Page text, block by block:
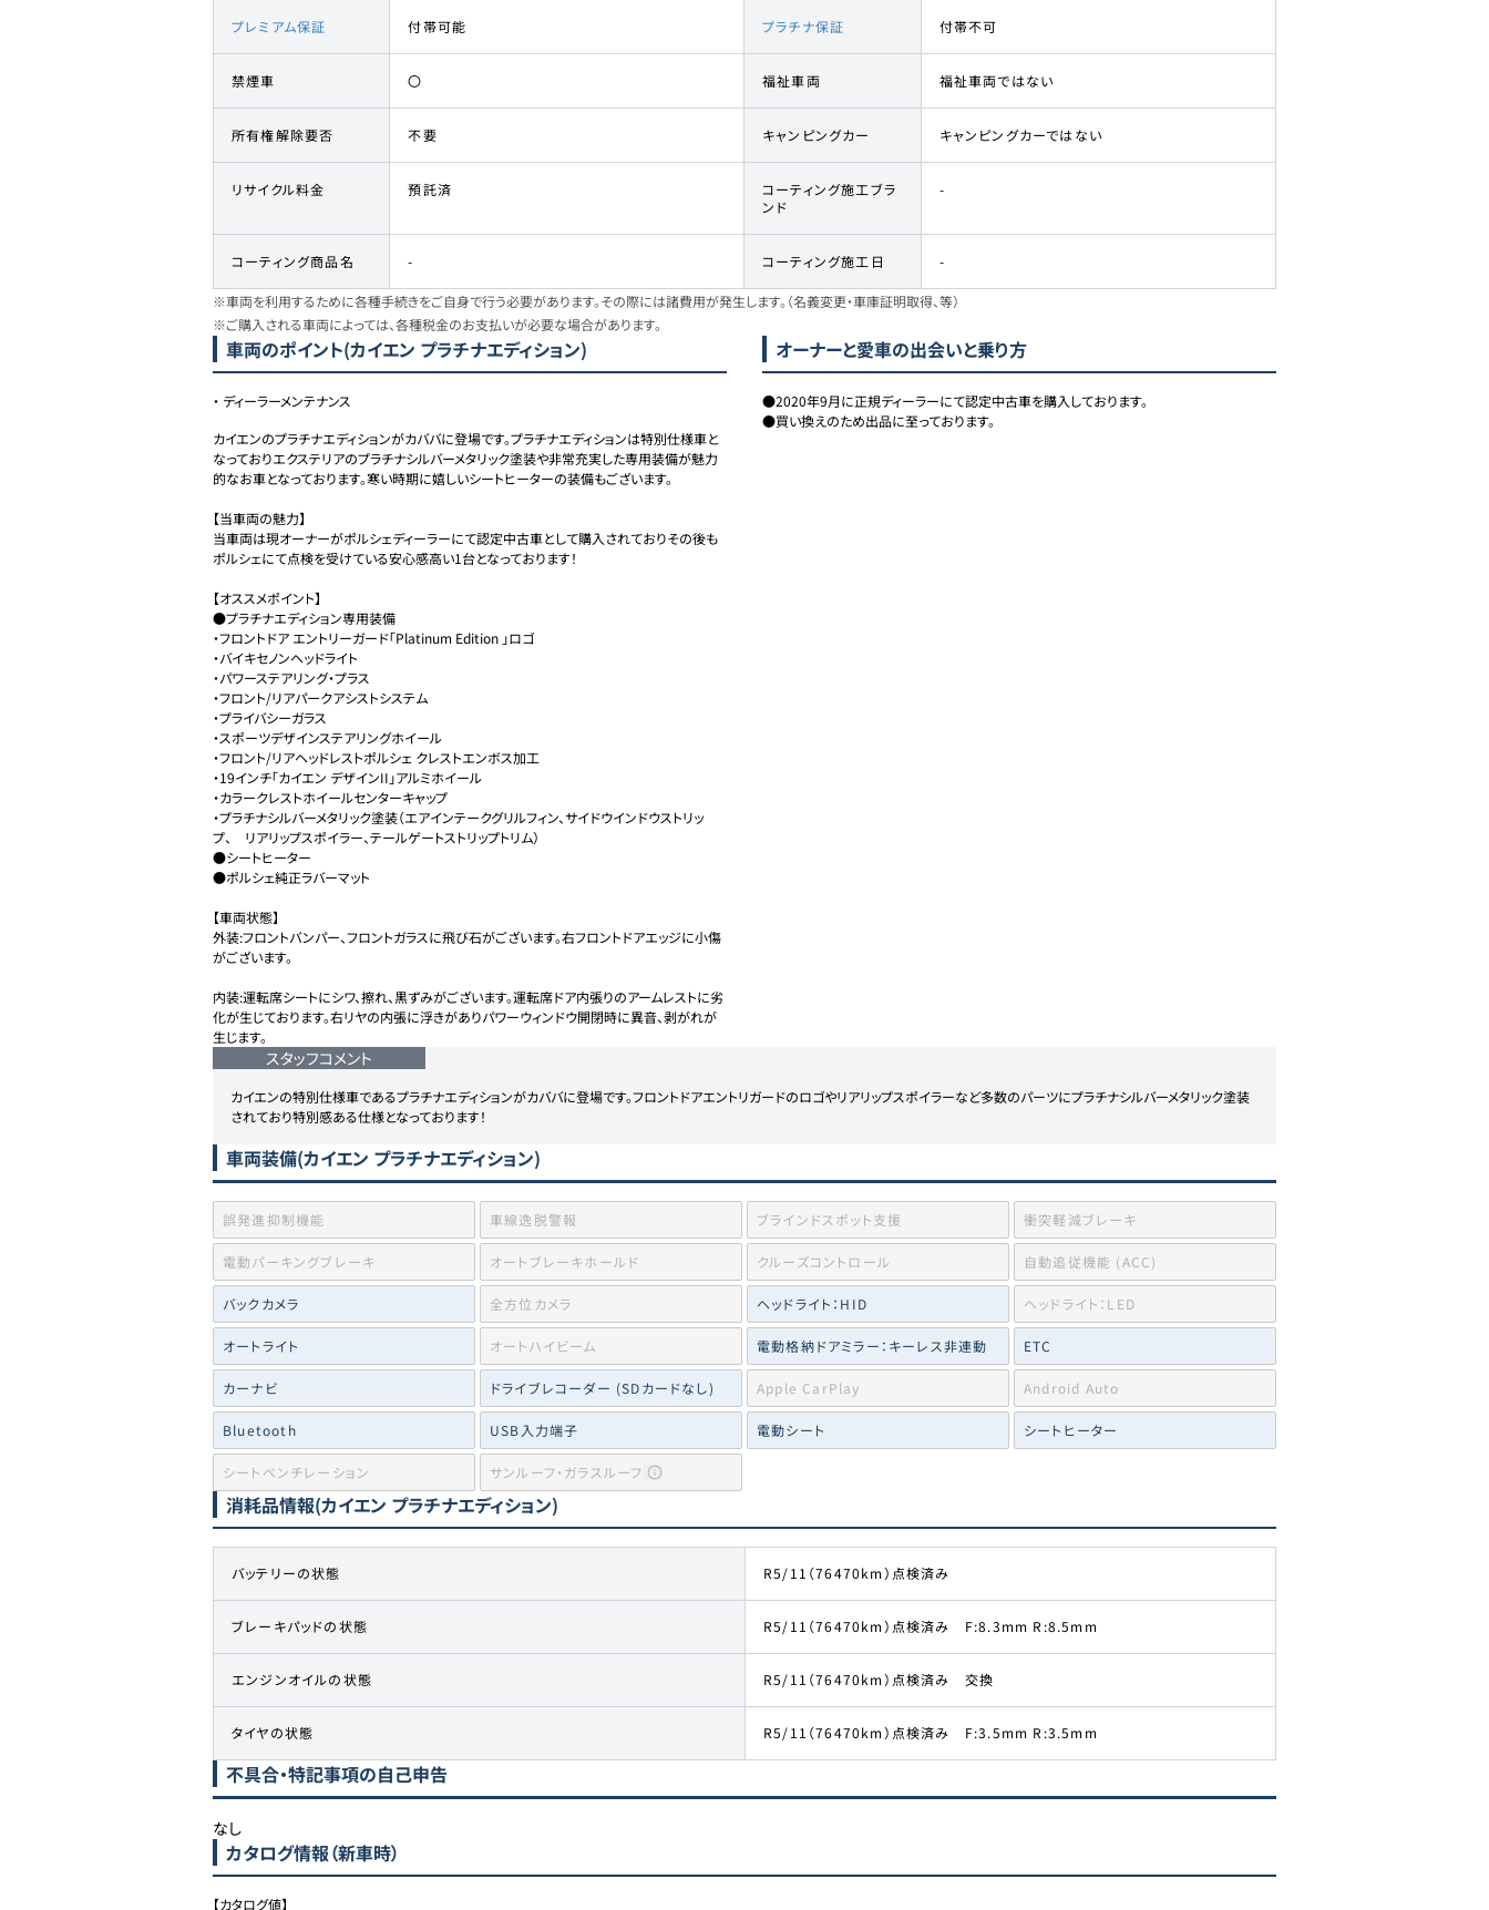
プレミアム保証 付帯可能 プラチナ保証 付帯不可
禁煙車 〇 福祉車両 福祉車両ではない
所有権解除要否 不要 キャンピングカー キャンピングカーではない
リサイクル料金 預託済
コーティング施工ブラ
ンド
-
コーティング商品名 - コーティング施工日 -
※車両を利用するために各種手続きをご自身で行う必要があります。その際には諸費用が発生します。（名義変更・車庫証明取得、等）
※ご購入される車両によっては、各種税金のお支払いが必要な場合があります。
車両のポイント(カイエン プラチナエディション)
・ ディーラーメンテナンス
カイエンのプラチナエディションがカババに登場です。プラチナエディションは特別仕様車と
なっておりエクステリアのプラチナシルバーメタリック塗装や非常充実した専用装備が魅力
的なお車となっております。寒い時期に嬉しいシートヒーターの装備もございます。
【当車両の魅力】
当車両は現オーナーがポルシェディーラーにて認定中古車として購入されておりその後も
ポルシェにて点検を受けている安心感高い1台となっております！
【オススメポイント】
●プラチナエディション専用装備
・フロントドア エントリーガード「Platinum Edition 」ロゴ
・バイキセノンヘッドライト
・パワーステアリング・プラス
・フロント/リアパークアシストシステム
・プライバシーガラス
・スポーツデザインステアリングホイール
・フロント/リアヘッドレストポルシェ クレストエンボス加工
・19インチ「カイエン デザインII」アルミホイール
・カラークレストホイールセンターキャップ
・プラチナシルバーメタリック塗装（エアインテークグリルフィン、サイドウインドウストリッ
プ、　リアリップスポイラー、テールゲートストリップトリム）
●シートヒーター
●ポルシェ純正ラバーマット
【車両状態】
外装:フロントバンパー、フロントガラスに飛び石がございます。右フロントドアエッジに小傷
がございます。
内装:運転席シートにシワ、擦れ、黒ずみがございます。運転席ドア内張りのアームレストに劣
化が生じております。右リヤの内張に浮きがありパワーウィンドウ開閉時に異音、剥がれが
生じます。
オーナーと愛車の出会いと乗り方
●2020年9月に正規ディーラーにて認定中古車を購入しております。
スタッフコメント
カイエンの特別仕様車であるプラチナエディションがカババに登場です。フロントドアエントリガードのロゴやリアリップスポイラーなど多数のパーツにプラチナシルバーメタリック塗装
されており特別感ある仕様となっております！
車両装備(カイエン プラチナエディション)
誤発進抑制機能 車線逸脱警報 ブラインドスポット支援 衝突軽減ブレーキ
電動パーキングブレーキ オートブレーキホールド クルーズコントロール 自動追従機能 (ACC)
バックカメラ 全方位カメラ ヘッドライト：HID ヘッドライト：LED
オートライト オートハイビーム 電動格納ドアミラー：キーレス非連動 ETC
カーナビ ドライブレコーダー (SDカードなし) Apple CarPlay Android Auto
Bluetooth USB入力端子 電動シート シートヒーター
シートベンチレーション サンルーフ・ガラスルーフ
消耗品情報(カイエン プラチナエディション)
バッテリーの状態 R5/11（76470km）点検済み
ブレーキパッドの状態 R5/11（76470km）点検済み F:8.3mm R:8.5mm
エンジンオイルの状態 R5/11（76470km）点検済み 交換
タイヤの状態 R5/11（76470km）点検済み F:3.5mm R:3.5mm
不具合・特記事項の自己申告
なし
カタログ情報（新車時）
【カタログ値】